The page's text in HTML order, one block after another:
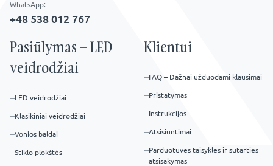
Pasiūlymas – LED
veidrodžiai
LED veidrodžiai
Klasikiniai veidrodžiai
Vonios baldai
Stiklo plokštės
Klientui
FAQ – Dažnai užduodami klausimai
Pristatymas
Instrukcijos
Atsisiuntimai
Parduotuvės taisyklės ir sutarties
atsisakymas
WhatsApp:
+48 538 012 767